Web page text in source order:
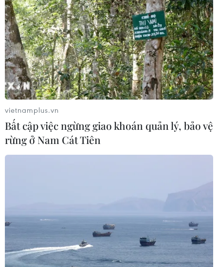
vietnamplus.vn
Bất cập việc ngừng giao khoán quản lý, bảo vệ
rừng ở Nam Cát Tiên